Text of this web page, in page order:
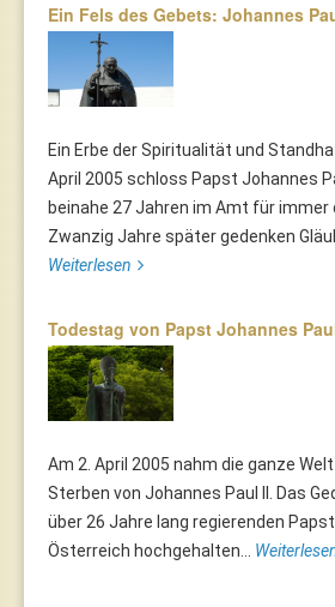
Ein Fels des Gebets: Johannes
Ein Erbe der Spiritualität und
April 2005 schloss Papst Johannes
beinahe 27 Jahren im Amt für immer
Zwanzig Jahre später gedenken
Weiterlesen
Todestag von Papst Johannes
Am 2. April 2005 nahm die ganze
Sterben von Johannes Paul II. Das
über 26 Jahre lang regierenden
Österreich hochgehalten...